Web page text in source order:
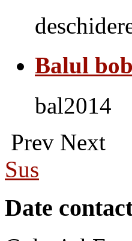
Balul
bal2014
Prev Next
Sus
Date